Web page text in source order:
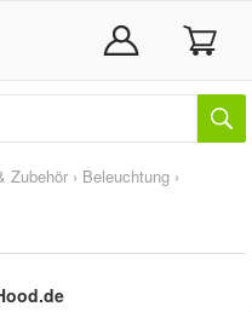
Zubehör › Beleuchtung ›